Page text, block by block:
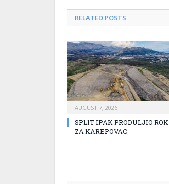
RELATED POSTS
AUGUST 7, 2026
SPLIT IPAK PRODULJIO ROK
ZA KAREPOVAC